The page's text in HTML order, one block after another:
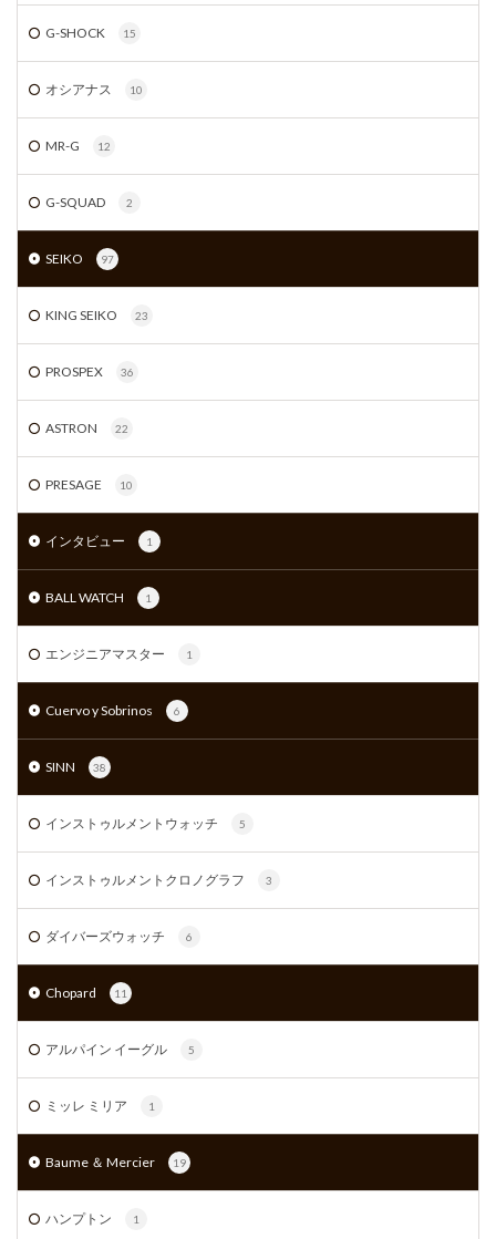
G-SHOCK 15
オシアナス 10
MR-G 12
G-SQUAD 2
SEIKO 97
KING SEIKO 23
PROSPEX 36
ASTRON 22
PRESAGE 10
インタビュー 1
BALL WATCH 1
エンジニアマスター 1
Cuervo y Sobrinos 6
SINN 38
インストゥルメントウォッチ 5
インストゥルメントクロノグラフ 3
ダイバーズウォッチ 6
Chopard 11
アルパイン イーグル 5
ミッレ ミリア 1
Baume ＆ Mercier 19
ハンプトン 1